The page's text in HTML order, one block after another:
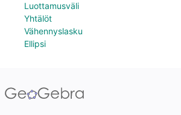
Luottamusväli
Yhtälöt
Vähennyslasku
Ellipsi